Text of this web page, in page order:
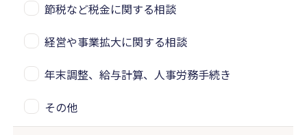
節税など税金に関する相談
経営や事業拡大に関する相談
年末調整、給与計算、人事労務手続き
その他